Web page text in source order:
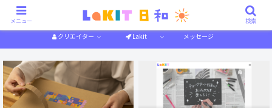
作り方解説 特集一覧
クリエイター Lakit メッセージ
メニュー 検索